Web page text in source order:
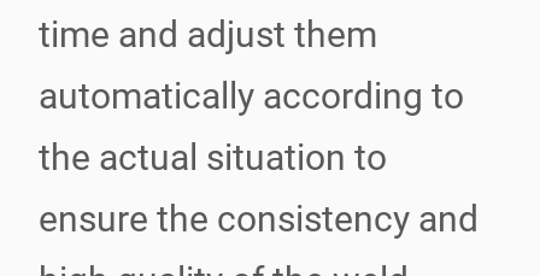
time and adjust them
automatically according to
the actual situation to
ensure the consistency and